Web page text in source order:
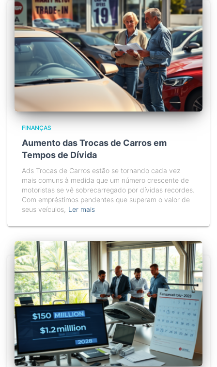
FINANÇAS
Aumento das Trocas de Carros em
Tempos de Dívida
Ads Trocas de Carros estão se tornando cada vez
mais comuns à medida que um número crescente de
motoristas se vê sobrecarregado por dívidas recordes.
Com empréstimos pendentes que superam o valor de
seus veículos, Ler mais